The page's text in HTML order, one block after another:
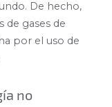
De hecho,
de gases de
por el uso de
no